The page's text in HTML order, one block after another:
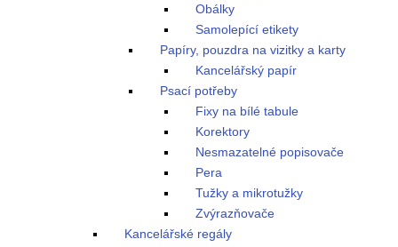
Obálky
Samolepící etikety
Papíry, pouzdra na vizitky a karty
Kancelářský papír
Psací potřeby
Fixy na bílé tabule
Korektory
Nesmazatelné popisovače
Pera
Tužky a mikrotužky
Zvýrazňovače
Kancelářské regály